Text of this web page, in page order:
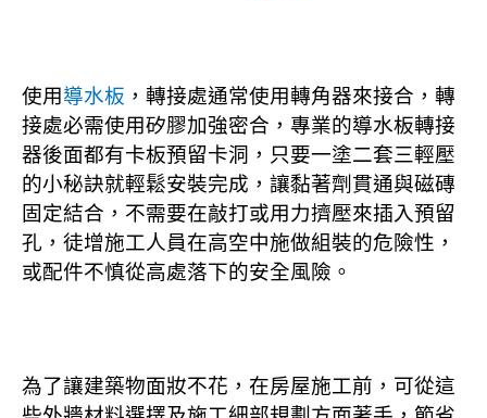
使用導水板 ，轉接處通常使用轉角器來接合，轉
接處必需使用矽膠加強密合，專業的導水板轉接
器後面都有卡板預留卡洞，只要一塗二套三輕壓
的小秘訣就輕鬆安裝完成，讓黏著劑貫通與磁磚
固定結合，不需要在敲打或用力擠壓來插入預留
孔，徒增施工人員在高空中施做組裝的危險性，
或配件不慎從高處落下的安全風險。
為了讓建築物面妝不花，在房屋施工前，可從這